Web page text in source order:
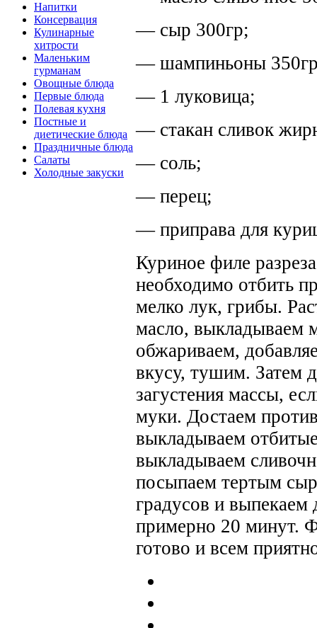
Напитки
Консервация
Кулинарные
хитрости
Маленьким
гурманам
Овощные блюда
Первые блюда
Полевая кухня
Постные и
диетические блюда
Праздничные блюда
Салаты
Холодные закуски
— сыр 300гр;
— шампиньоны
— 1 луковица;
— стакан сливок
— соль;
— перец;
— приправа для
Куриное филе
необходимо отбить
мелко лук, грибы.
масло, выкладываем
обжариваем,
вкусу, тушим. Затем
загустения массы,
муки. Достаем
выкладываем
выкладываем
посыпаем тертым
градусов и
примерно 20 минут.
готово и всем